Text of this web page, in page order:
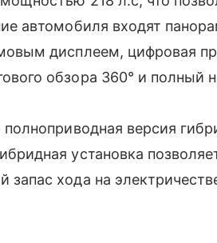
автомобиля входят
дисплеем, цифровая
обзора 360° и полный
версия
установка
хода на